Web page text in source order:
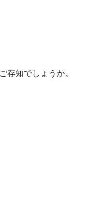
存知でしょうか。